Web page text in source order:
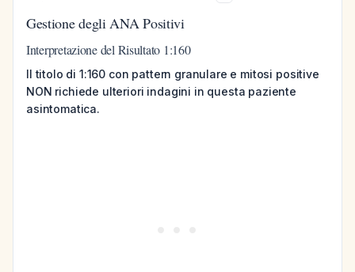
Gestione degli ANA Positivi
Interpretazione del Risultato 1:160
Il titolo di 1:160 con pattern granulare e mitosi positive
NON richiede ulteriori indagini in questa paziente
asintomatica.